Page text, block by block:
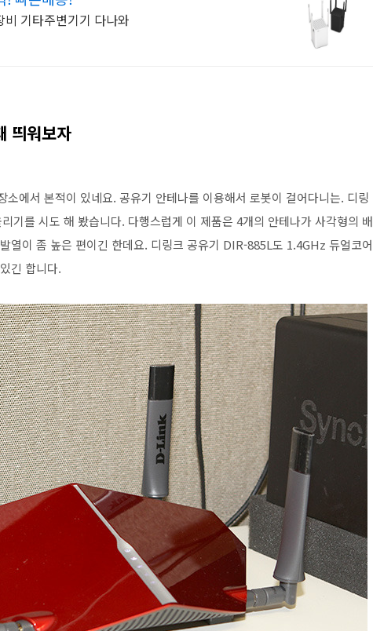
기타주변기기 다나와
띄워보자
에서 본적이 있네요. 공유기 안테나를 이용해서 로봇이 걸어다니는. 디링
기를 시도 해 봤습니다. 다행스럽게 이 제품은 4개의 안테나가 사각형의 배
열이 좀 높은 편이긴 한데요. 디링크 공유기 DIR-885L도 1.4GHz 듀얼코어
긴 합니다.